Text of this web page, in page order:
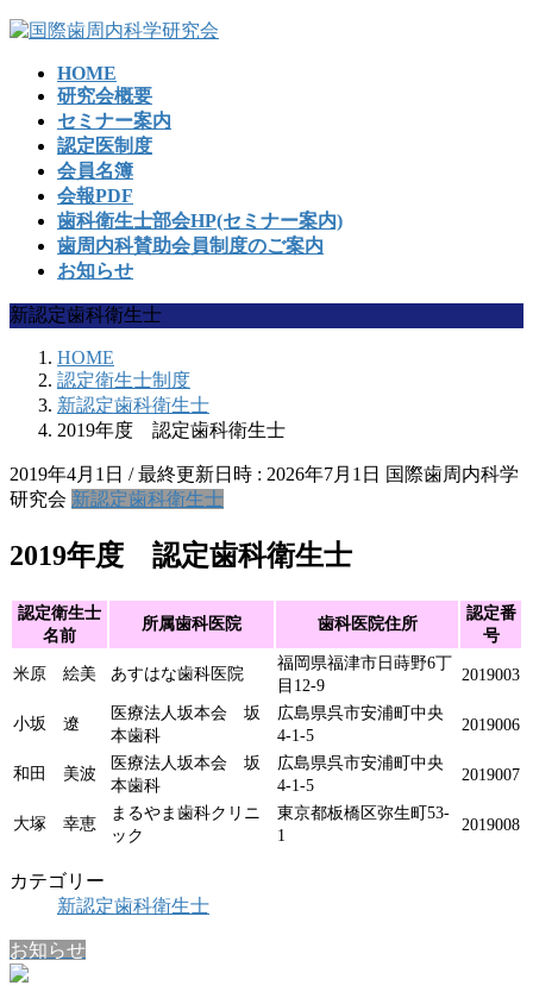
コ
ナ
HOME
研究会概要
セミナー案内
認定医制度
会員名簿
会報PDF
歯科衛生士部会HP(セミナー案内)
歯周内科賛助会員制度のご案内
お知らせ
新認定歯科衛生士
HOME
認定衛生士制度
新認定歯科衛生士
2019年度 認定歯科衛生士
2019年4月1日 / 最終更新日時 : 2026年7月1日 国際歯周内科学
研究会 新認定歯科衛生士
2019年度 認定歯科衛生士
認定衛生士
名前
所属歯科医院 歯科医院住所
認定番
号
米原 絵美 あすはな歯科医院
福岡県福津市日蒔野6丁
目12-9
2019003
小坂 遼
医療法人坂本会 坂
本歯科
広島県呉市安浦町中央
4-1-5
2019006
和田 美波
医療法人坂本会 坂
本歯科
広島県呉市安浦町中央
4-1-5
2019007
大塚 幸恵
まるやま歯科クリニ
ック
東京都板橋区弥生町53-
1
2019008
カテゴリー
新認定歯科衛生士
お知らせ